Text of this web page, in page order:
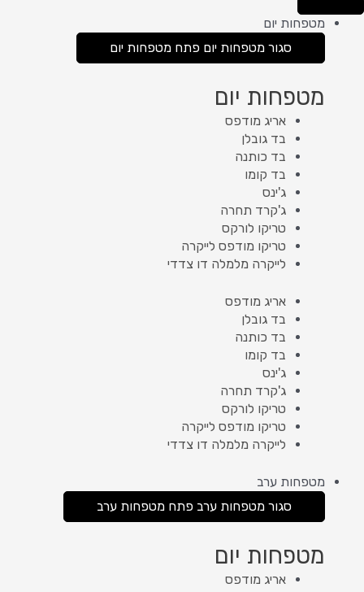
מטפחות יום
סגור מטפחות יום פתח מטפחות יום
מטפחות יום
אריג מודפס
בד גובלן
בד כותנה
בד קומו
ג'ינס
ג'קרד תחרה
טריקו לורקס
טריקו מודפס לייקרה
לייקרה מלמלה דו צדדי
אריג מודפס
בד גובלן
בד כותנה
בד קומו
ג'ינס
ג'קרד תחרה
טריקו לורקס
טריקו מודפס לייקרה
לייקרה מלמלה דו צדדי
מטפחות ערב
סגור מטפחות ערב פתח מטפחות ערב
מטפחות יום
אריג מודפס